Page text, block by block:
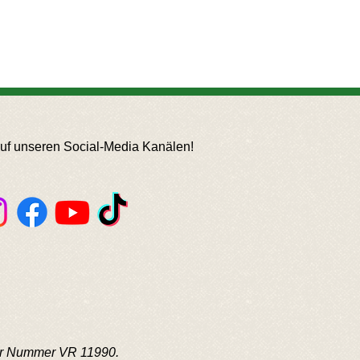
unseren Social-Media Kanälen!
Nummer VR 11990.